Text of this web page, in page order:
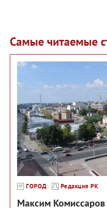
Самые читаемые
ГОРОД Редакция РК
Максим